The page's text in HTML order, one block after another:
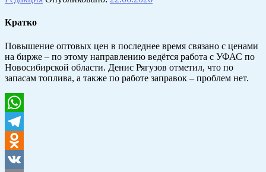
Кратко
Повышение оптовых цен в последнее время связано с ценами
на бирже – по этому направлению ведётся работа с УФАС по
Новосибирской области. Денис Рягузов отметил, что по
запасам топлива, а также по работе заправок – проблем нет.
WhatsApp
Telegram
Odnoklassniki